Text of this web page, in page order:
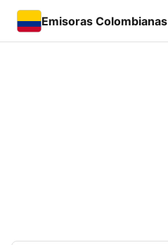
Emisoras Colombianas